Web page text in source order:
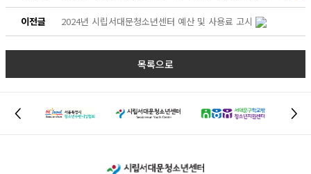
이전글 2024년 시립서대문청소년센터 예산 및 사용료 고시
목록으로